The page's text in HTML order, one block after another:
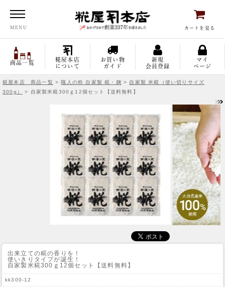
MENU カートを見る
商品一覧
糀屋本店
について
お買い物
ガイド
新規
会員登録
マイ
ページ
糀屋本店 商品一覧 >職人の粋 自家製 糀・麹 > 自家製 米糀（使い切りサイズ
300g）
> 自家製米糀300ｇ12個セット【送料無料】
出来立ての糀の香りを！
使いきりタイプが誕生！
自家製米糀300ｇ12個セット【送料無料】
kk300-12